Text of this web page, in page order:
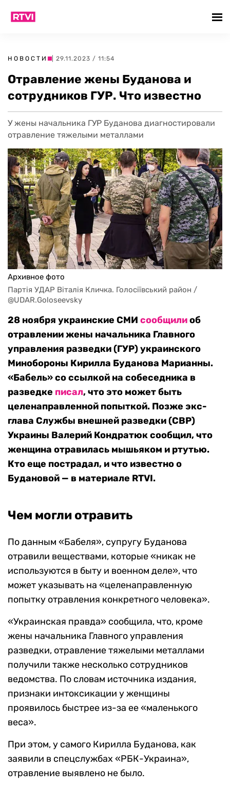
НОВОСТИ | 29.11.2023 / 11:54
Отравление жены Буданова и
сотрудников ГУР. Что известно
У жены начальника ГУР Буданова диагностировали
отравление тяжелыми металлами
Архивное фото
Партія УДАР Віталія Кличка. Голосіївський район /
@UDAR.Goloseevsky
28 ноября украинские СМИ сообщилиоб
отравлении жены начальника Главного
управления разведки (ГУР) украинского
Минобороны Кирилла Буданова Марианны.
«Бабель» со ссылкой на собеседника в
разведке писал, что это может быть
целенаправленной попыткой. Позже экс-
глава Службы внешней разведки (СВР)
Украины Валерий Кондратюк сообщил, что
женщина отравилась мышьяком и ртутью.
Кто еще пострадал, и что известно о
Будановой — в материале RTVI.
Чем могли отравить
По данным «Бабеля», супругу Буданова
отравили веществами, которые «никак не
используются в быту и военном деле», что
может указывать на «целенаправленную
попытку отравления конкретного человека».
«Украинская правда» сообщила, что, кроме
жены начальника Главного управления
разведки, отравление тяжелыми металлами
получили также несколько сотрудников
ведомства. По словам источника издания,
признаки интоксикации у женщины
проявилось быстрее из-за ее «маленького
веса».
При этом, у самого Кирилла Буданова, как
заявили в спецслужбах «РБК-Украина»,
отравление выявлено не было.